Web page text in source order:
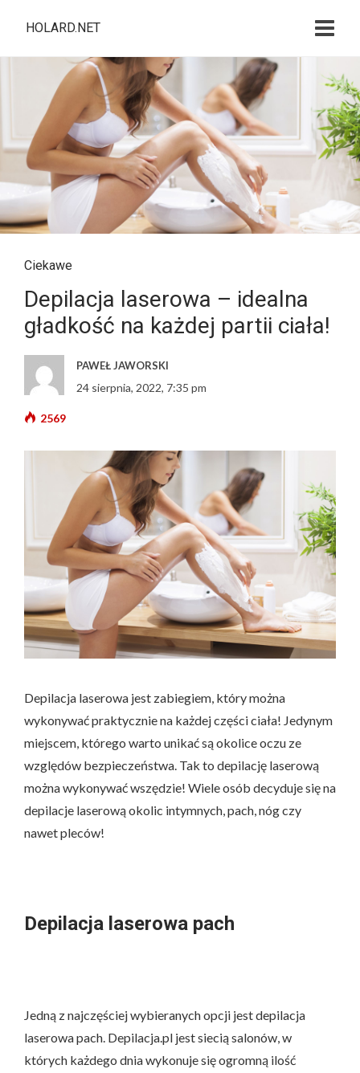
HOLARD.NET
Ciekawe
Depilacja laserowa – idealna
gładkość na każdej partii ciała!
PAWEŁ JAWORSKI
24 sierpnia, 2022, 7:35 pm
2569
Depilacja laserowa jest zabiegiem, który można
wykonywać praktycznie na każdej części ciała! Jedynym
miejscem, którego warto unikać są okolice oczu ze
względów bezpieczeństwa. Tak to depilację laserową
można wykonywać wszędzie! Wiele osób decyduje się na
depilacje laserową okolic intymnych, pach, nóg czy
nawet pleców!
Depilacja laserowa pach
Jedną z najczęściej wybieranych opcji jest depilacja
laserowa pach. Depilacja.pl jest siecią salonów, w
których każdego dnia wykonuje się ogromną ilość